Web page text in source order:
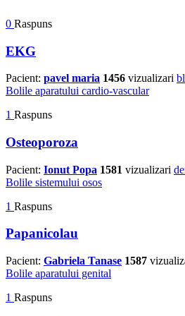
0 Raspuns
EKG
Pacient: pavel maria 1456 vizualizari
Bolile aparatului cardio-vascular
1 Raspuns
Osteoporoza
Pacient: Ionut Popa 1581 vizualizari
Bolile sistemului osos
1 Raspuns
Papanicolau
Pacient: Gabriela Tanase 1587
Bolile aparatului genital
1 Raspuns